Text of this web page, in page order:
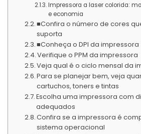
Impressora a laser colorida:
e economia
■Confira o número de cores
suporta
■Conheça o DPI da impressora
Verifique o PPM da impressora
Veja qual é o ciclo mensal da
Para se planejar bem, veja
cartuchos, toners e tintas
Escolha uma impressora com
adequados
Confira se a impressora é
sistema operacional